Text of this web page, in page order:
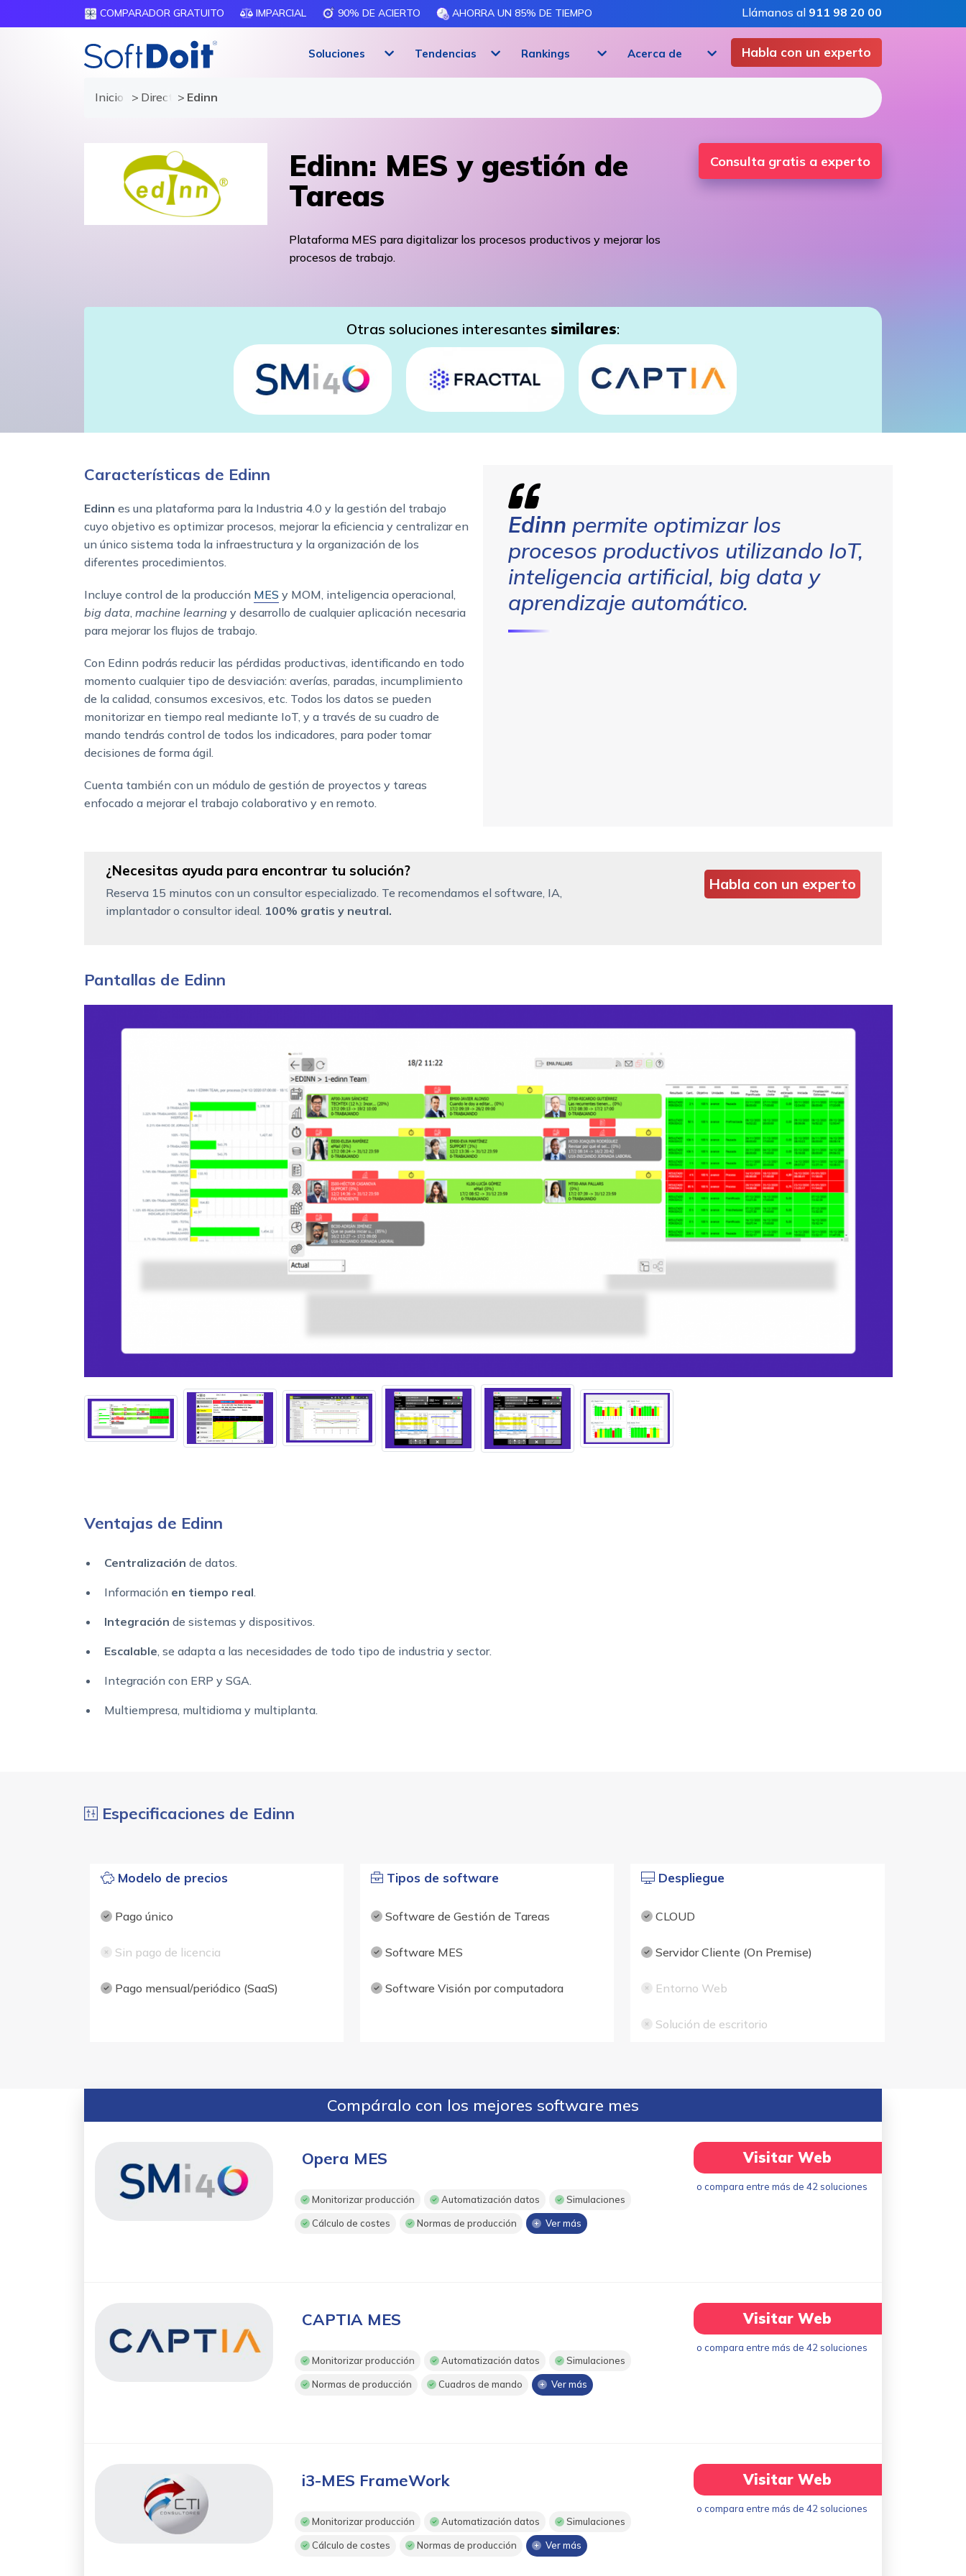
COMPARADOR GRATUITO IMPARCIAL 90% DE ACIERTO AHORRA UN 85% DE TIEMPO Llámanos al 911 98 20 00
Habla con un experto
Soluciones Tendencias Rankings Acerca de
Inicio Directorio de proveedores
Edinn
Edinn: MES y gestión de
Tareas
Plataforma MES para digitalizar los procesos productivos y mejorar los
procesos de trabajo.
Consulta gratis a experto
Otras soluciones interesantes similares:
Características de Edinn
Edinn es una plataforma para la Industria 4.0 y la gestión del trabajo
cuyo objetivo es optimizar procesos, mejorar la eficiencia y centralizar en
un único sistema toda la infraestructura y la organización de los
diferentes procedimientos.
Incluye control de la producción MES y MOM, inteligencia operacional,
big data, machine learning y desarrollo de cualquier aplicación necesaria
para mejorar los flujos de trabajo.
Con Edinn podrás reducir las pérdidas productivas, identificando en todo
momento cualquier tipo de desviación: averías, paradas, incumplimiento
de la calidad, consumos excesivos, etc. Todos los datos se pueden
monitorizar en tiempo real mediante IoT, y a través de su cuadro de
mando tendrás control de todos los indicadores, para poder tomar
decisiones de forma ágil.
Cuenta también con un módulo de gestión de proyectos y tareas
enfocado a mejorar el trabajo colaborativo y en remoto.
Edinn permite optimizar los
procesos productivos utilizando IoT,
inteligencia artificial, big data y
aprendizaje automático.
¿Necesitas ayuda para encontrar tu solución?
Reserva 15 minutos con un consultor especializado. Te recomendamos el software, IA,
implantador o consultor ideal. 100% gratis y neutral.
Habla con un experto
Pantallas de Edinn
Ventajas de Edinn
Centralización de datos.
Información en tiempo real
Integración de sistemas y dispositivos.
Escalable , se adapta a las necesidades de todo tipo de industria y sector.
Integración con ERP y SGA.
Multiempresa, multidioma y multiplanta.
Especificaciones de Edinn
Modelo de precios
Pago único
Sin pago de licencia
Pago mensual/periódico (SaaS)
Tipos de software
Software de Gestión de Tareas
Software MES
Software Visión por computadora
Despliegue
CLOUD
Servidor Cliente (On Premise)
Entorno Web
Solución de escritorio
Compáralo con los mejores software mes
Opera MES
Monitorizar producción Automatización datos Simulaciones
Cálculo de costes Normas de producción Ver más
Visitar Web
o compara entre más de 42 soluciones
CAPTIA MES
Monitorizar producción Automatización datos Simulaciones
Normas de producción Cuadros de mando Ver más
Visitar Web
o compara entre más de 42 soluciones
i3-MES FrameWork
Monitorizar producción Automatización datos Simulaciones
Cálculo de costes Normas de producción Ver más
Visitar Web
o compara entre más de 42 soluciones